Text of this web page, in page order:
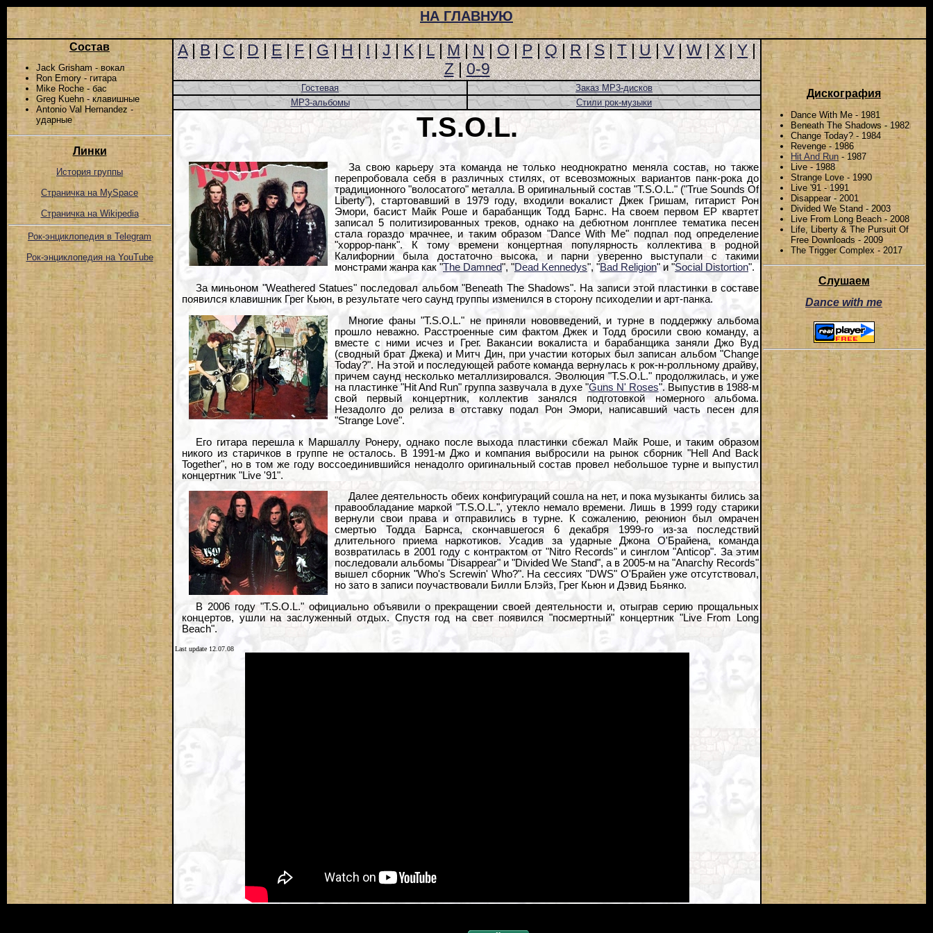
НА ГЛАВНУЮ
Состав
Jack Grisham - вокал
Ron Emory - гитара
Mike Roche - бас
Greg Kuehn - клавишные
Antonio Val Hernandez -
ударные
Линки
История группы
Страничка на MySpace
Страничка на Wikipedia
Рок-энциклопедия в Telegram
Рок-энциклопедия на YouTube
A|B|C|D|E|F|G|H|I|J|K|L|M|N|O|P|Q|R|S|T|U|V|W|X|Y|
Z|0-9
Дискография
Dance With Me - 1981
Beneath The Shadows - 1982
Change Today? - 1984
Revenge - 1986
Hit And Run - 1987
Live - 1988
Strange Love - 1990
Live '91 - 1991
Disappear - 2001
Divided We Stand - 2003
Live From Long Beach - 2008
Life, Liberty & The Pursuit Of
Free Downloads - 2009
The Trigger Complex - 2017
Слушаем
Dance with me
Гостевая
Заказ MP3-дисков
MP3-альбомы
Стили рок-музыки
T.S.O.L.
За свою карьеру эта команда не только неоднократно меняла состав, но также
перепробовала себя в различных стилях, от всевозможных вариантов панк-рока до
традиционного "волосатого" металла. В оригинальный состав "T.S.O.L." ("True Sounds Of
Liberty"), стартовавший в 1979 году, входили вокалист Джек Гришам, гитарист Рон
Эмори, басист Майк Роше и барабанщик Тодд Барнс. На своем первом EP квартет
записал 5 политизированных треков, однако на дебютном лонгплее тематика песен
стала гораздо мрачнее, и таким образом "Dance With Me" подпал под определение
"хоррор-панк". К тому времени концертная популярность коллектива в родной
Калифорнии была достаточно высока, и парни уверенно выступали с такими
монстрами жанра как "The Damned", "Dead Kennedys", "Bad Religion" и "Social Distortion".
За миньоном "Weathered Statues" последовал альбом "Beneath The Shadows". На записи этой пластинки в составе
появился клавишник Грег Кьюн, в результате чего саунд группы изменился в сторону психоделии и арт-панка.
Многие фаны "T.S.O.L." не приняли нововведений, и турне в поддержку альбома
прошло неважно. Расстроенные сим фактом Джек и Тодд бросили свою команду, а
вместе с ними исчез и Грег. Вакансии вокалиста и барабанщика заняли Джо Вуд
(сводный брат Джека) и Митч Дин, при участии которых был записан альбом "Change
Today?". На этой и последующей работе команда вернулась к рок-н-ролльному драйву,
причем саунд несколько металлизировался. Эволюция "T.S.O.L." продолжилась, и уже
на пластинке "Hit And Run" группа зазвучала в духе "Guns N' Roses". Выпустив в 1988-м
свой первый концертник, коллектив занялся подготовкой номерного альбома.
Незадолго до релиза в отставку подал Рон Эмори, написавший часть песен для
"Strange Love".
Его гитара перешла к Маршаллу Ронеру, однако после выхода пластинки сбежал Майк Роше, и таким образом
никого из старичков в группе не осталось. В 1991-м Джо и компания выбросили на рынок сборник "Hell And Back
Together", но в том же году воссоединившийся ненадолго оригинальный состав провел небольшое турне и выпустил
концертник "Live '91".
Далее деятельность обеих конфигураций сошла на нет, и пока музыканты бились за
правообладание маркой "T.S.O.L.", утекло немало времени. Лишь в 1999 году старики
вернули свои права и отправились в турне. К сожалению, реюнион был омрачен
смертью Тодда Барнса, скончавшегося 6 декабря 1999-го из-за последствий
длительного приема наркотиков. Усадив за ударные Джона О'Брайена, команда
возвратилась в 2001 году с контрактом от "Nitro Records" и синглом "Anticop". За этим
последовали альбомы "Disappear" и "Divided We Stand", а в 2005-м на "Anarchy Records"
вышел сборник "Who's Screwin' Who?". На сессиях "DWS" О'Брайен уже отсутствовал,
но зато в записи поучаствовали Билли Блэйз, Грег Кьюн и Дэвид Бьянко.
В 2006 году "T.S.O.L." официально объявили о прекращении своей деятельности и, отыграв серию прощальных
концертов, ушли на заслуженный отдых. Спустя год на свет появился "посмертный" концертник "Live From Long
Beach".
Last update 12.07.08